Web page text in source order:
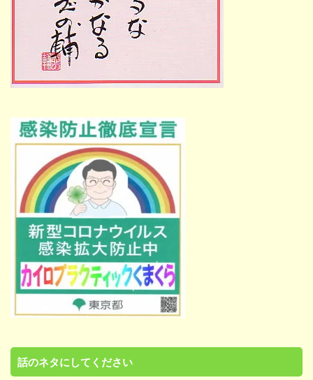
話のネタにしてください